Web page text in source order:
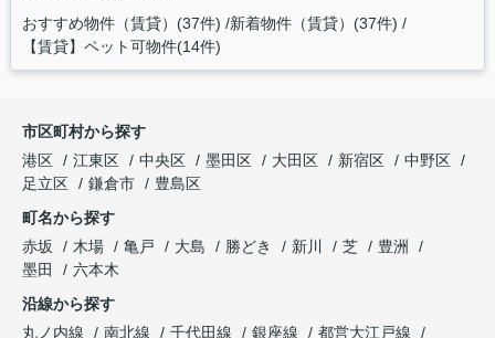
おすすめ物件（賃貸）(37件) 新着物件（賃貸）(37件)
【賃貸】ペット可物件(14件)
市区町村から探す
港区
江東区 中央区 墨田区 大田区 新宿区
中野区
足立区
鎌倉市
豊島区
町名から探す
赤坂
木場 亀戸 大島 勝どき 新川 芝
豊洲
墨田
六本木
沿線から探す
丸ノ内線
南北線 千代田線 銀座線
都営大江戸線